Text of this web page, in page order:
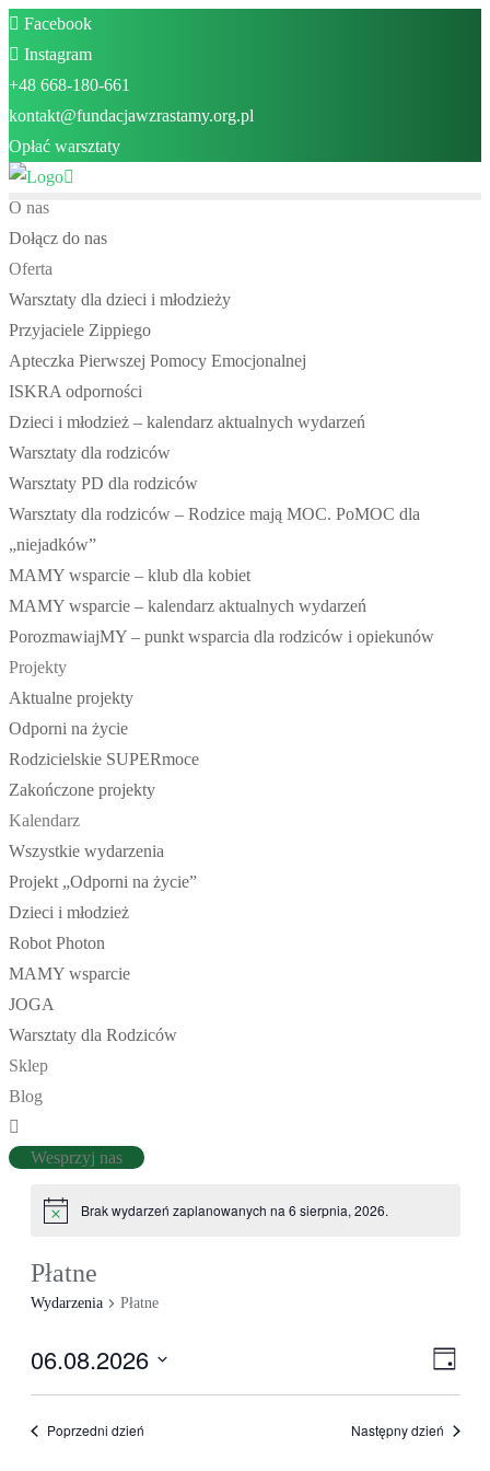
Skip
to
content
Facebook
Instagram
+48 668-180-661
kontakt@fundacjawzrastamy.org.pl
Opłać warsztaty
O nas
Dołącz do nas
Oferta
Warsztaty dla dzieci i młodzieży
Przyjaciele Zippiego
Apteczka Pierwszej Pomocy Emocjonalnej
ISKRA odporności
Dzieci i młodzież – kalendarz aktualnych wydarzeń
Warsztaty dla rodziców
Warsztaty PD dla rodziców
Warsztaty dla rodziców – Rodzice mają MOC. PoMOC dla
„niejadków”
MAMY wsparcie – klub dla kobiet
MAMY wsparcie – kalendarz aktualnych wydarzeń
PorozmawiajMY – punkt wsparcia dla rodziców i opiekunów
Projekty
Aktualne projekty
Odporni na życie
Rodzicielskie SUPERmoce
Zakończone projekty
Kalendarz
Wszystkie wydarzenia
Projekt „Odporni na życie”
Dzieci i młodzież
Robot Photon
MAMY wsparcie
JOGA
Warsztaty dla Rodziców
Sklep
Blog
Wesprzyj nas
Brak wydarzeń zaplanowanych na 6 sierpnia, 2026.
Płatne
Wydarzenia Płatne
Dzień
06.08.2026
Wybierz
datę.Poprzedni dzień Następny dzień